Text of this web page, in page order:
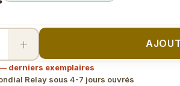
+
— derniers exemplaires
Relay sous 4-7 jours ouvrés